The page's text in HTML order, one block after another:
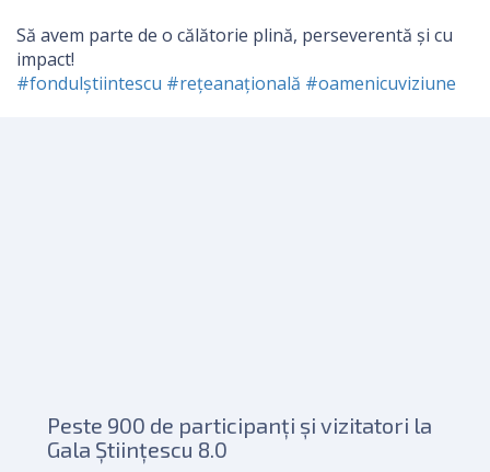
Să avem parte de o călătorie plină, perseverentă și cu
impact!
#fondulștiintescu #rețeanațională #oamenicuviziune
Peste 900 de participanți și vizitatori la
Gala Științescu 8.0